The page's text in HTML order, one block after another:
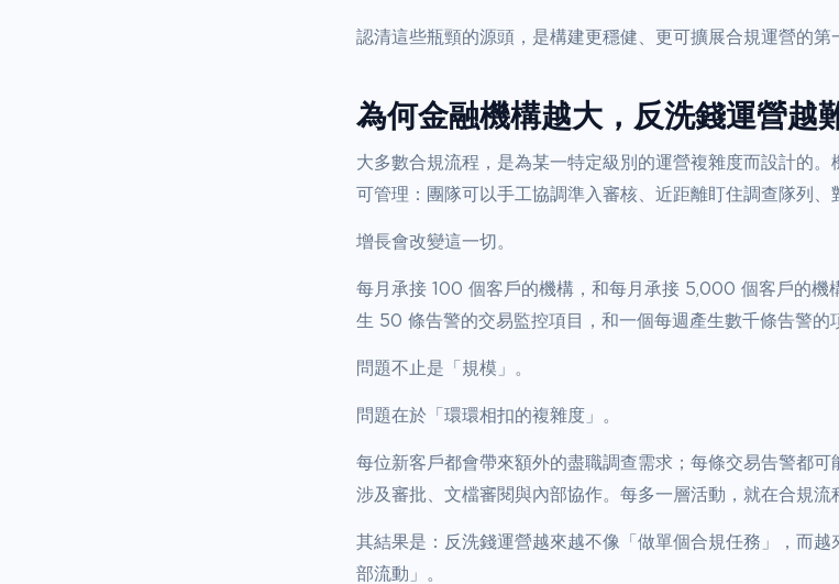
認清這些瓶頸的源頭，是構建更穩健、更可擴展合規運營的第
為何金融機構越大，反洗錢運營越
大多數合規流程，是為某一特定級別的運營複雜度而設計的
可管理：團隊可以手工協調準入審核、近距離盯住調查隊列、
增長會改變這一切。
每月承接 100 個客戶的機構，和每月承接 5,000 個客戶的機
生 50 條告警的交易監控項目，和一個每週產生數千條告警的
問題不止是「規模」。
問題在於「環環相扣的複雜度」。
每位新客戶都會帶來額外的盡職調查需求；每條交易告警都
涉及審批、文檔審閱與內部協作。每多一層活動，就在合規流
其結果是：反洗錢運營越來越不像「做單個合規任務」，而
部流動」。